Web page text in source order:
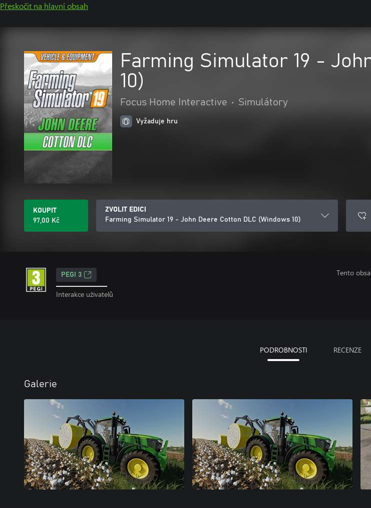
Přeskočit na hlavní obsah
Farming Simulator 19 -
10)
Focus Home Interactive • Simulátory
Vyžaduje hru
KOUPIT
97,00 Kč
ZVOLIT EDICI
Farming Simulator 19 - John Deere Cotton DLC (Windows 10)
PEGI 3
Interakce uživatelů
Tento
PODROBNOSTI RECENZE
Galerie